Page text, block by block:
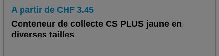
A partir de CHF 3.45
Conteneur de collecte CS PLUS jaune en
diverses tailles